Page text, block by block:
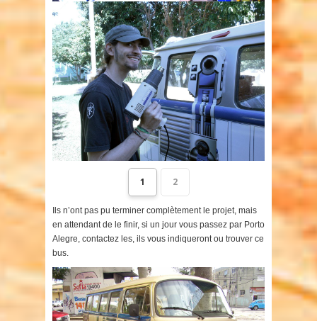
1 2
Ils n’ont pas pu terminer complètement le projet, mais
en attendant de le finir, si un jour vous passez par Porto
Alegre, contactez les, ils vous indiqueront ou trouver ce
bus.